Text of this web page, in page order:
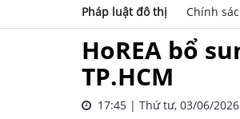
Pháp luật đô thị Chính
HoREA bổ
TP.HCM
17:45 | Thứ tư, 03/06/2026